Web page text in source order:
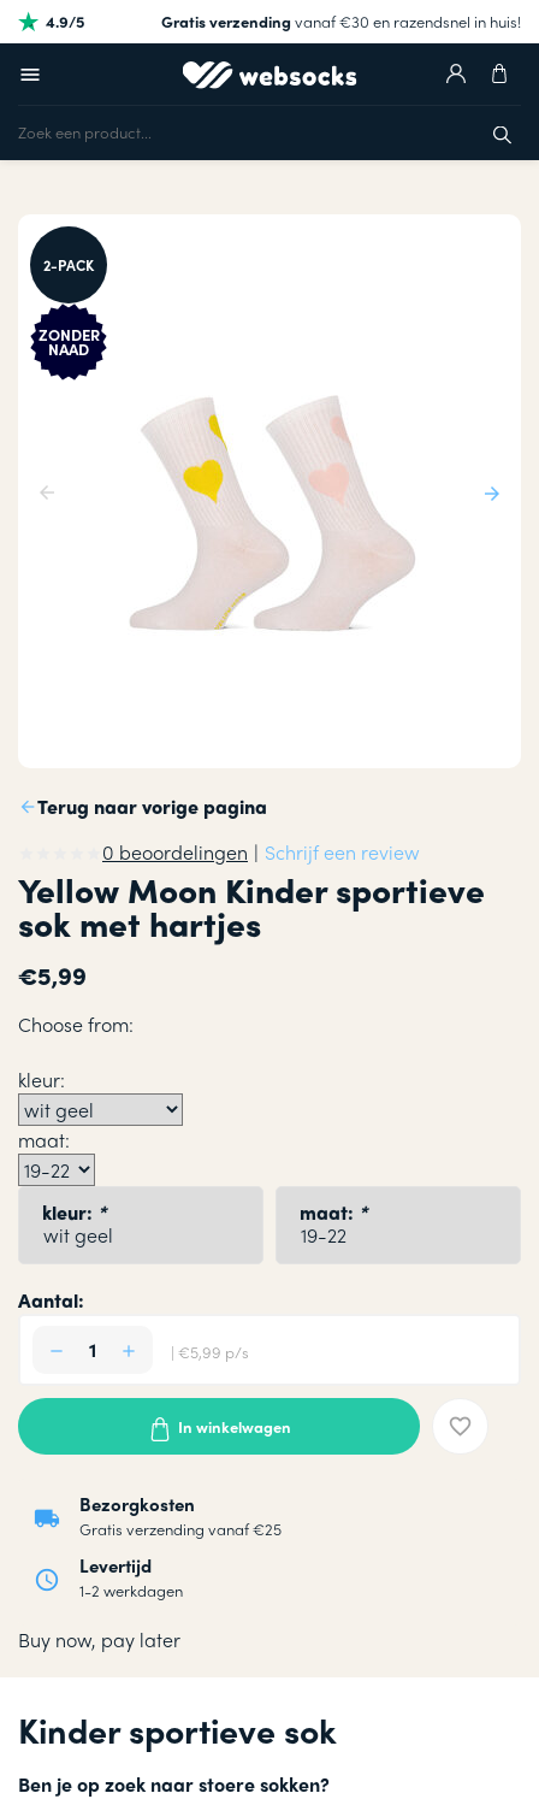
4.9/5 Gratis verzendingvanaf €30 en razendsnel in huis!
2-PACK
ZONDER
NAAD
Terug naar vorige pagina
0 beoordelingen | Schrijf een review
Yellow Moon Kinder sportieve
sok met hartjes
€5,99
Choose from:
kleur:
maat:
kleur: * maat: *
Aantal:
| €5,99 p/s
Bezorgkosten
Gratis verzending vanaf €25
Levertijd
1-2 werkdagen
In winkelwagen
Buy now, pay later
Kinder sportieve sok
Ben je op zoek naar stoere sokken?